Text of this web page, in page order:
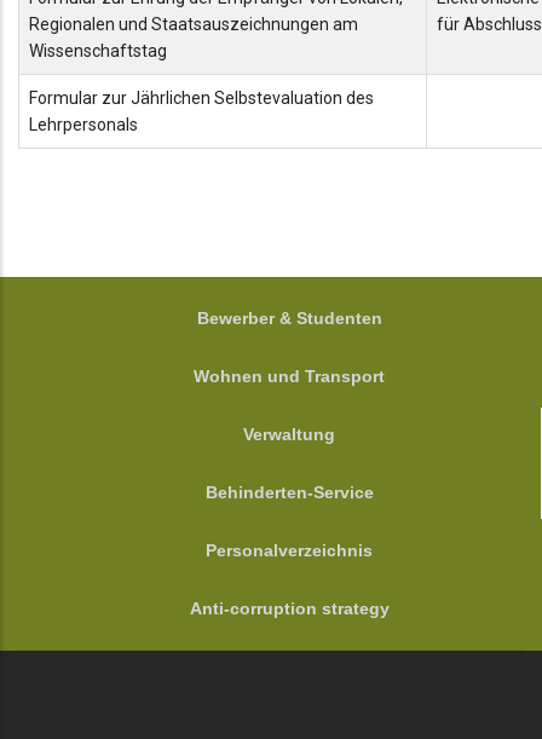
Regionalen und Staatsauszeichnungen am
Wissenschaftstag
für
Formular zur Jährlichen Selbstevaluation des
Lehrpersonals
FOOTER
Bewerber & Studenten
Wohnen und Transport
Verwaltung
Behinderten-Service
Personalverzeichnis
Anti-corruption strategy